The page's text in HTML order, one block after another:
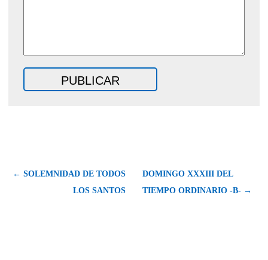
← SOLEMNIDAD DE TODOS
LOS SANTOS
DOMINGO XXXIII DEL
TIEMPO ORDINARIO -B- →